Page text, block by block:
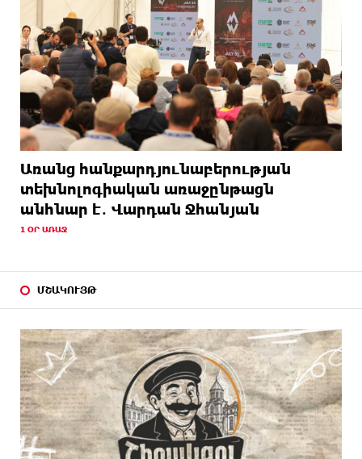
Առանց հանքարդյունաբերության
տեխնոլոգիական առաջընթացն
անհնար է․ Վարդան Ջհանյան
1 ՕՐ ԱՌԱՋ
ՄՇԱԿՈՒՅԹ